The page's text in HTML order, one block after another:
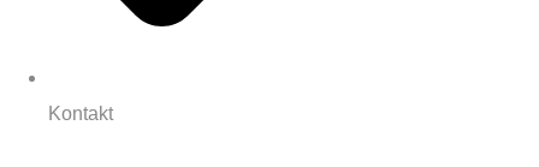
Kontakt